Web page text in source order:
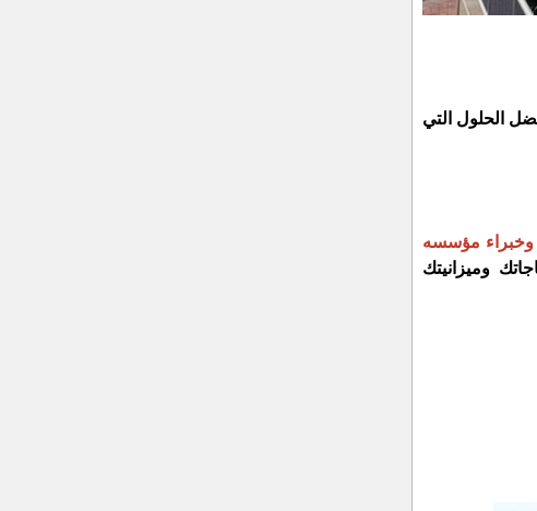
الحلول التي
وخبراء مؤسسه
وميزانيتك